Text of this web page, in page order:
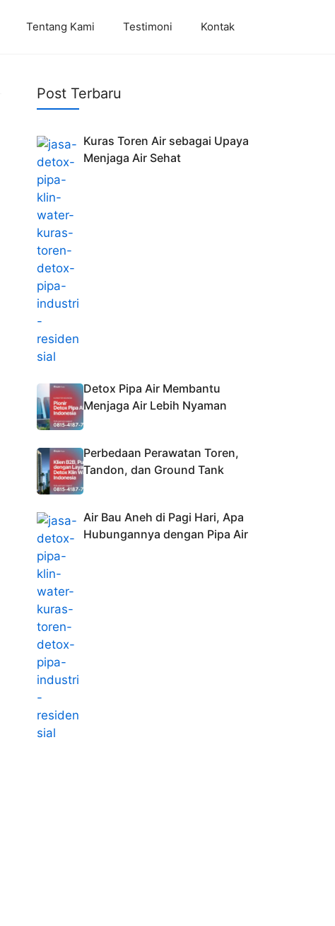
Tentang Kami Testimoni Kontak
Post Terbaru
Kuras Toren Air sebagai Upaya
Menjaga Air Sehat
Detox Pipa Air Membantu
Menjaga Air Lebih Nyaman
Perbedaan Perawatan Toren,
Tandon, dan Ground Tank
Air Bau Aneh di Pagi Hari, Apa
Hubungannya dengan Pipa Air